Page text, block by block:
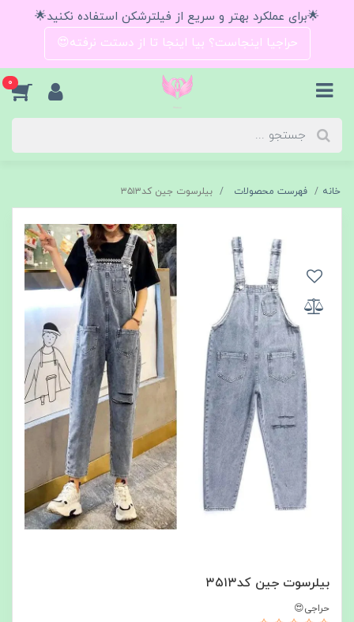
🌟برای عملکرد بهتر و سریع از فیلترشکن استفاده نکنید🌟
حراجیا اینجاست؟ بیا اینجا تا از دستت نرفته😍
0
خانه فهرست محصولات بیلرسوت جین کد۳۵۱۳
بیلرسوت جین کد۳۵۱۳
حراجی😍